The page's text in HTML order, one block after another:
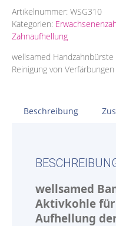
Artikelnummer: WSG310
Kategorien:
Zahnaufhellung
wellsamed
Reinigung von
Beschreibung
wellsamed
Aktivkohle für
Aufhellung